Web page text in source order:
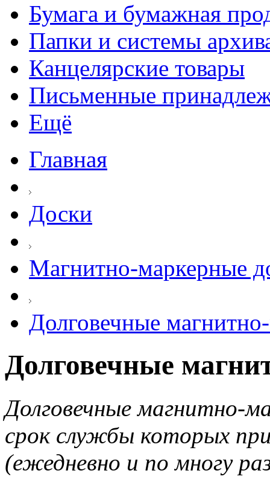
Бумага и бумажная
Папки и системы
Канцелярские товары
Письменные
Ещё
Главная
Доски
Магнитно-маркерные
Долговечные
Долговечные
Долговечные магнитно-
срок службы которых
(ежедневно и по многу